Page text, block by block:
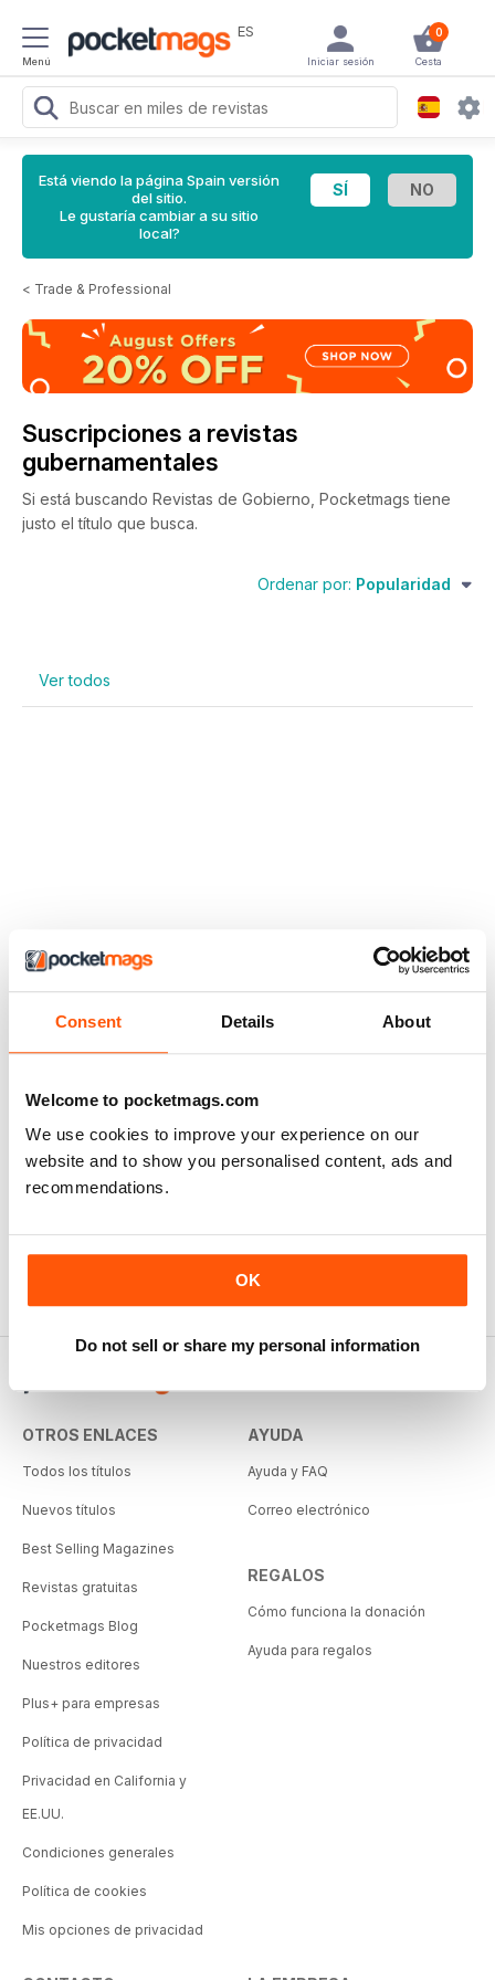
Consent Details About
Welcome to pocketmags.com
We use cookies to improve your experience on our
website and to show you personalised content, ads and
recommendations.
OK
Do not sell or share my personal information
Menú
ES 0
Cesta
Iniciar sesión
Está viendo la página Spain versión
del sitio.
Le gustaría cambiar a su sitio
local?
< Trade & Professional
Suscripciones a revistas
gubernamentales
Si está buscando Revistas de Gobierno, Pocketmags tiene
justo el título que busca.
Ordenar por: Popularidad
Ver todos
OTROS ENLACES
Todos los títulos
Nuevos títulos
Best Selling Magazines
Revistas gratuitas
Pocketmags Blog
Nuestros editores
Plus+ para empresas
Política de privacidad
Privacidad en California y
EE.UU.
Condiciones generales
Política de cookies
Mis opciones de privacidad
AYUDA
Ayuda y FAQ
Correo electrónico
REGALOS
Cómo funciona la donación
Ayuda para regalos